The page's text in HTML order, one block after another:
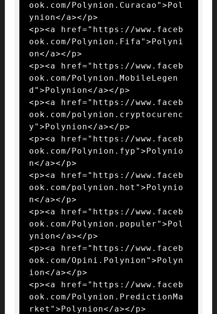
ook.com/Polynion.Curacao">Pol
ynion</a></p>
<p><a href="https://www.faceb
ook.com/Polynion.Fifa">Polyni
on</a></p>
<p><a href="https://www.faceb
ook.com/Polynion.MobileLegen
d">Polynion</a></p>
<p><a href="https://www.faceb
ook.com/polynion.cryptocurenc
y">Polynion</a></p>
<p><a href="https://www.faceb
ook.com/Polynion.fyp">Polynio
n</a></p>
<p><a href="https://www.faceb
ook.com/polynion.hot">Polynio
n</a></p>
<p><a href="https://www.faceb
ook.com/Polynion.populer">Pol
ynion</a></p>
<p><a href="https://www.faceb
ook.com/Opini.Polynion">Polyn
ion</a></p>
<p><a href="https://www.faceb
ook.com/Polynion.PredictionMa
rket">Polynion</a></p>